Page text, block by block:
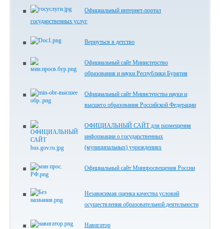
Официальный интернет-портал
государственных услуг
Вернуться в детство
Официальный сайт Министерство
образования и науки Республики Бурятия
Официальный сайт Министерства науки и
высшего образования Российской Федерации
ОФИЦИАЛЬНЫЙ САЙТ для размещения
информации о государственных
(муниципальных) учреждениях
Официальный сайт Минпросвещения России
Независимая оценка качества условий
осуществления образовательной деятельности
Навигатор